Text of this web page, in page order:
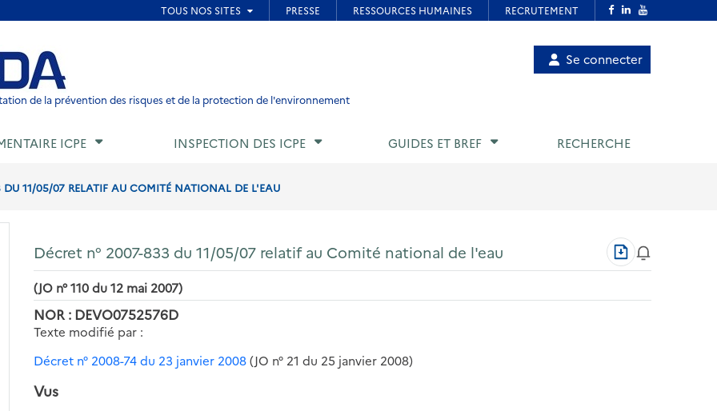
de page
de la prévention des risques et de la protection de l'environnement
Menu
utilisateur
Se connecter
ICPE INSPECTION DES ICPE GUIDES ET BREF RECHERCHE
DU 11/05/07 RELATIF AU COMITÉ NATIONAL DE L'EAU
Décret n° 2007-833 du 11/05/07 relatif au Comité national de l'eau
Télécharger
au
PDF
(JO n° 110 du 12 mai 2007)
NOR : DEVO0752576D
Texte modifié par :
Décret n° 2008-74 du 23 janvier 2008(JO n° 21 du 25 janvier 2008)
Vus